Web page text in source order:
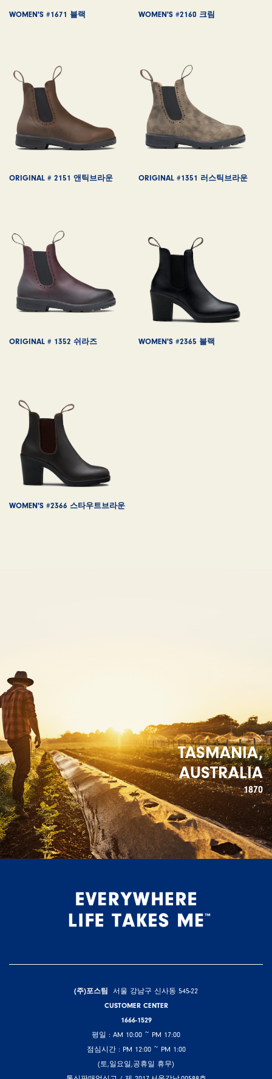
WOMEN'S #1671 블랙 WOMEN'S #2160 크림
ORIGINAL # 2151 앤틱브라운 ORIGINAL #1351 러스틱브라운
ORIGINAL # 1352 쉬라즈 WOMEN'S #2365 블랙
WOMEN'S #2366 스타우트브라운
TASMANIA,
AUSTRALIA
1870
(주)포스팀 서울 강남구 신사동 545-22
CUSTOMER CENTER
1666-1529
평일 : AM 10:00 ~ PM 17:00
점심시간 : PM 12:00 ~ PM 1:00
(토,일요일,공휴일 휴무)